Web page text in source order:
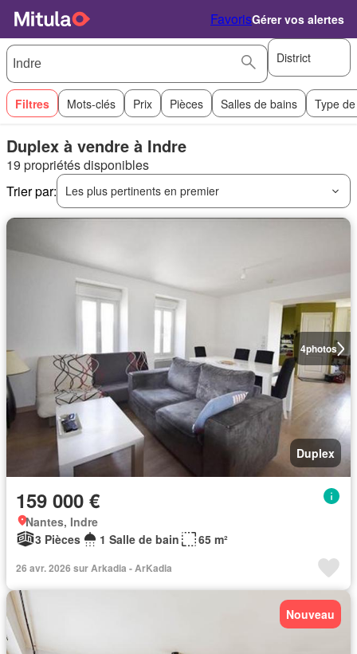
FavorisGérer vos alertes
District
Filtres Mots-clés Prix Pièces Salles de bains Type
Duplex à vendre à Indre
19 propriétés disponibles
Trier par:
Les plus pertinents en premier
4photos
Duplex
159 000 €
Nantes, Indre
3 Pièces
1 Salle de bain 65 m²
26 avr. 2026 sur Arkadia - ArKadia
Nouveau